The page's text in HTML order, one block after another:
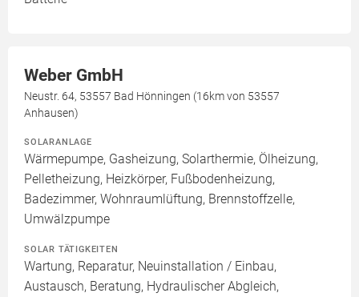
Weber GmbH
Neustr. 64, 53557 Bad Hönningen (16km von 53557
Anhausen)
SOLARANLAGE
Wärmepumpe, Gasheizung, Solarthermie, Ölheizung,
Pelletheizung, Heizkörper, Fußbodenheizung,
Badezimmer, Wohnraumlüftung, Brennstoffzelle,
Umwälzpumpe
SOLAR TÄTIGKEITEN
Wartung, Reparatur, Neuinstallation / Einbau,
Austausch, Beratung, Hydraulischer Abgleich,